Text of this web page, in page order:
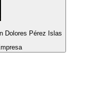
Dolores Pérez Islas